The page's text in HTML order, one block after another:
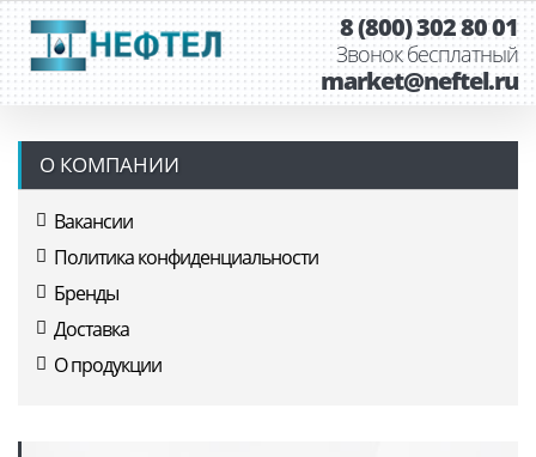
8 (800) 302 80 01
Звонок бесплатный
market@neftel.ru
О КОМПАНИИ
Вакансии
Политика конфиденциальности
Бренды
Доставка
О продукции